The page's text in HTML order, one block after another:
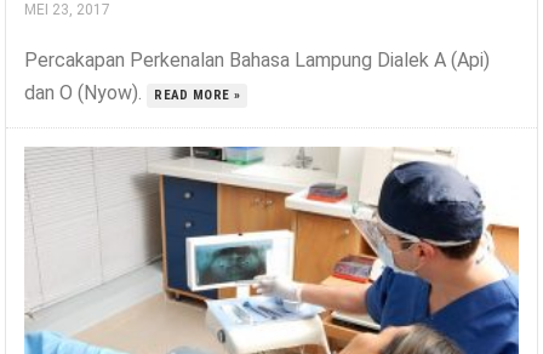
MEI 23, 2017
Percakapan Perkenalan Bahasa Lampung Dialek A (Api)
dan O (Nyow).
READ MORE »